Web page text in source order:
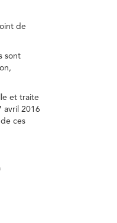
de
sont
et traite
avril 2016
ces